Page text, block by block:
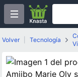
Volver Tecnología